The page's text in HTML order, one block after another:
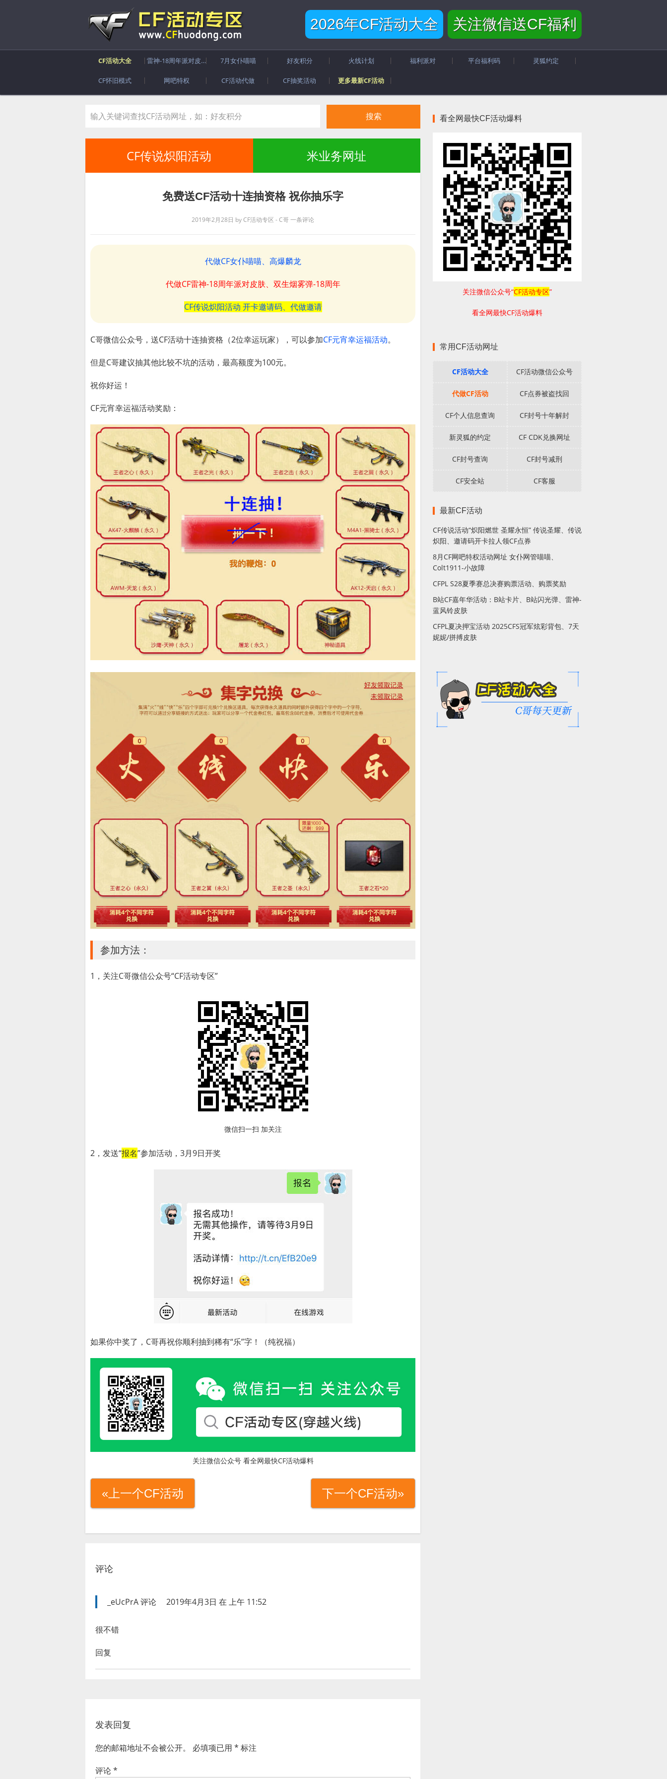
2026年CF活动大全 关注微信送CF福利
CF活动大全 雷神-18周年派对皮肤 7月女仆喵喵 好友积分 火线计划 福利派对 平台福利码 灵狐约定
CF怀旧模式 网吧特权 CF活动代做 CF抽奖活动 更多最新CF活动
CF传说炽阳活动 米业务网址
免费送CF活动十连抽资格 祝你抽乐字
2019年2月28日 byCF活动专区 - C哥一条评论
代做CF女仆喵喵、高爆麟龙
代做CF雷神-18周年派对皮肤、双生烟雾弹-18周年
CF传说炽阳活动 开卡邀请码、代做邀请
C哥微信公众号，送CF活动十连抽资格（2位幸运玩家），可以参加CF元宵幸运福活动。
但是C哥建议抽其他比较不坑的活动，最高额度为100元。
祝你好运！
CF元宵幸运福活动奖励：
参加方法：
1，关注C哥微信公众号“CF活动专区”
微信扫一扫 加关注
2，发送“报名”参加活动，3月9日开奖
如果你中奖了，C哥再祝你顺利抽到稀有“乐”字！（纯祝福）
关注微信公众号 看全网最快CF活动爆料
«上一个CF活动 下一个CF活动»
评论
_eUcPrA评论 2019年4月3日 在 上午 11:52
很不错
回复
发表回复
您的邮箱地址不会被公开。 必填项已用 * 标注
评论*
看全网最快CF活动爆料
关注微信公众号“CF活动专区”
看全网最快CF活动爆料
常用CF活动网址
CF活动大全 CF活动微信公众号
代做CF活动 CF点券被盗找回
CF个人信息查询 CF封号十年解封
新灵狐的约定 CF CDK兑换网址
CF封号查询 CF封号减刑
CF安全站 CF客服
最新CF活动
CF传说活动“炽阳燃世 圣耀永恒” 传说圣耀、传说
炽阳、邀请码开卡拉人领CF点券
8月CF网吧特权活动网址 女仆网管喵喵、
Colt1911-小故障
CFPL S28夏季赛总决赛购票活动、购票奖励
B站CF嘉年华活动：B站卡片、B站闪光弹、雷神-
蓝风铃皮肤
CFPL夏决押宝活动 2025CFS冠军炫彩背包、7天
妮妮/拼搏皮肤